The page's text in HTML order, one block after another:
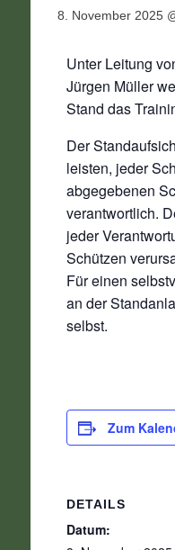
8. November 2025
Unter Leitung
Jürgen Müller
Stand das
Der
leisten, jeder
abgegebenen
verantwortlich.
jeder
Schützen
Für einen
an der
selbst.
Zum
DETAILS
Datum: